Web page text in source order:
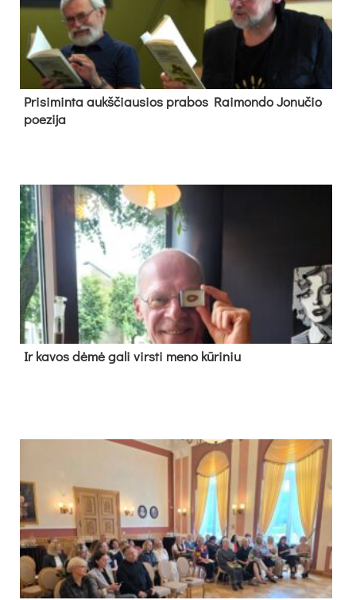
Pri­si­min­ta aukš­čiau­sios pra­bos Rai­mon­do Jo­nu­čio
poe­zi­ja
Ir ka­vos dė­mė ga­li virs­ti me­no kū­ri­niu